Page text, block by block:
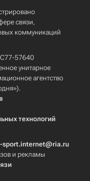
связи,
коммуникаций
57640
унитарное
агентство
технологий
sport.internet@ria.ru
и рекламы